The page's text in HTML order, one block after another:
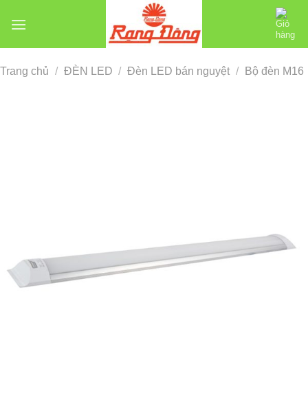
đến
Trang chủ / ĐÈN LED / Đèn LED bán nguyệt / Bộ đèn M16